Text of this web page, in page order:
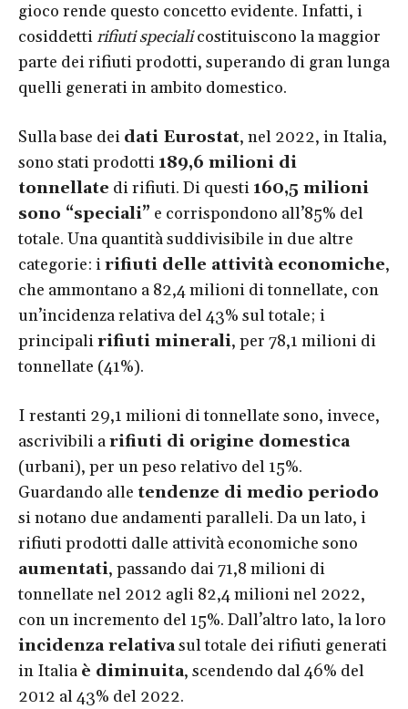
gioco rende questo concetto evidente. Infatti, i
cosiddetti rifiuti specialicostituiscono la maggior
parte dei rifiuti prodotti, superando di gran lunga
quelli generati in ambito domestico.
Sulla base dei dati Eurostat, nel 2022, in Italia,
sono stati prodotti 189,6 milioni di
tonnellate di rifiuti. Di questi 160,5 milioni
sono “speciali” e corrispondono all’85% del
totale. Una quantità suddivisibile in due altre
categorie: irifiuti delle attività economiche,
che ammontano a 82,4 milioni di tonnellate, con
un’incidenza relativa del 43% sul totale; i
principalirifiuti minerali, per 78,1 milioni di
tonnellate (41%).
I restanti 29,1 milioni di tonnellate sono, invece,
ascrivibili arifiuti di origine domestica
(urbani), per un peso relativo del 15%.
Guardando alle tendenze di medio periodo
si notano due andamenti paralleli. Da un lato, i
rifiuti prodotti dalle attività economiche sono
aumentati, passando dai 71,8 milioni di
tonnellate nel 2012 agli 82,4 milioni nel 2022,
con un incremento del 15%. Dall’altro lato, la loro
incidenza relativasul totale dei rifiuti generati
in Italia è diminuita, scendendo dal 46% del
2012 al 43% del 2022.